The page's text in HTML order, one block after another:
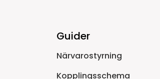
Guider
Närvarostyrning
Kopplingsschema